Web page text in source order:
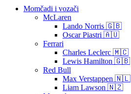
Momčadi i vozači
McLaren
Lando Norris 🇬🇧
Oscar Piastri 🇦🇺
Ferrari
Charles Leclerc 🇲🇨
Lewis Hamilton 🇬🇧
Red Bull
Max Verstappen 🇳🇱
Liam Lawson 🇳🇿